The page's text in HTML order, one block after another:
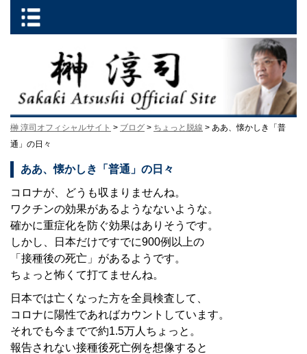
榊 淳司オフィシャルサイト > ブログ > ちょっと脱線 > ああ、懐かしき「普
通」の日々
ああ、懐かしき「普通」の日々
コロナが、どうも収まりませんね。
ワクチンの効果があるようなないような。
確かに重症化を防ぐ効果はありそうです。
しかし、日本だけですでに900例以上の
「接種後の死亡」があるようです。
ちょっと怖くて打てませんね。
日本では亡くなった方を全員検査して、
コロナに陽性であればカウントしています。
それでも今までで約1.5万人ちょっと。
報告されない接種後死亡例を想像すると